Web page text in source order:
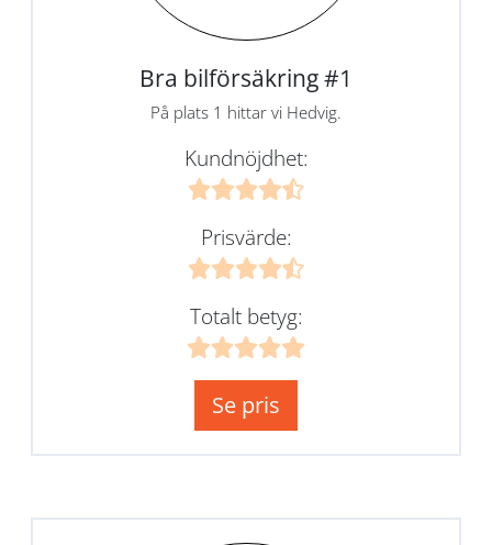
Bra bilförsäkring #1
På plats 1 hittar vi Hedvig.
Kundnöjdhet:
Prisvärde:
Totalt betyg:
Se pris